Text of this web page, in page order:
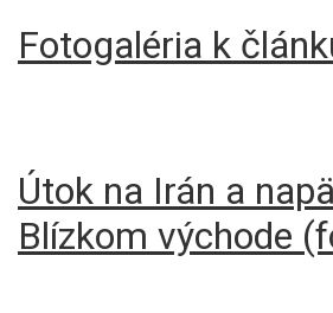
Fotogaléria k
Útok na Irán a
Blízkom východe